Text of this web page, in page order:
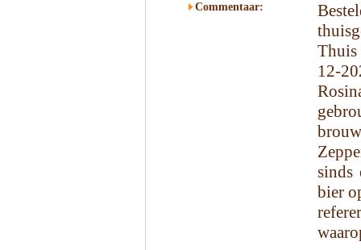
Commentaar:
12-
sinds
bier